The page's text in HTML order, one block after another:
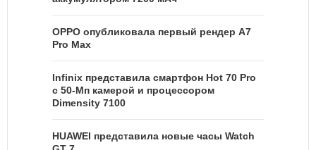
OPPO опубликовала первый рендер A7
Pro Max
Infinix представила смартфон Hot 70 Pro
с 50-Мп камерой и процессором
Dimensity 7100
HUAWEI представила новые часы Watch